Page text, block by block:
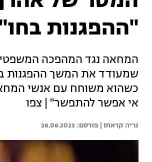
"ההפגנות
המחאה נגד המהפכה
שמעודד את המשך ההפגנות
כשהוא משוחח עם אנשי
אי אפשר להתפשר" | צפו
נריה קראוס | 26.06.2023